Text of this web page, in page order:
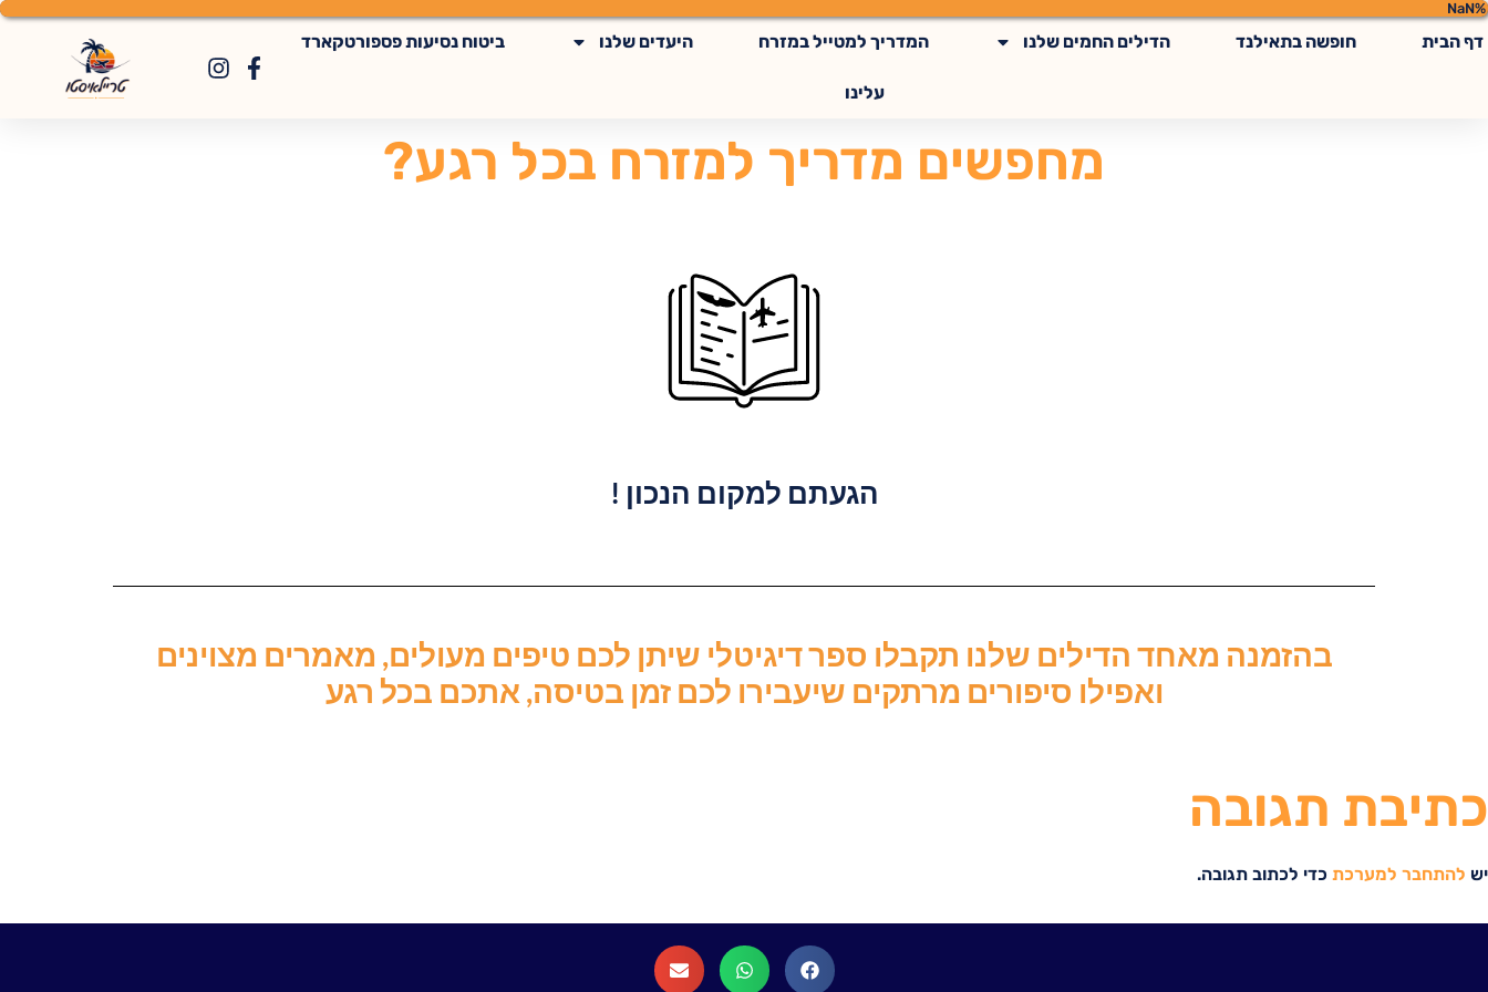
לתוכן
NaN%
דף הבית חופשה בתאילנד הדילים החמים שלנו המדריך למטייל במזרח היעדים שלנו ביטוח נסיעות פספורטקארד
עלינו
מחפשים מדריך למזרח בכל רגע?
הגעתם למקום הנכון !
בהזמנה מאחד הדילים שלנו תקבלו ספר דיגיטלי שיתן לכם טיפים מעולים, מאמרים מצוינים
ואפילו סיפורים מרתקים שיעבירו לכם זמן בטיסה, אתכם בכל רגע
כתיבת תגובה
יש להתחבר למערכת כדי לכתוב תגובה.